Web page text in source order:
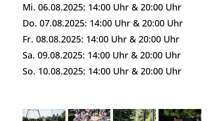
Mi. 06.08.2025: 14:00 Uhr & 20:00 Uhr
Do. 07.08.2025: 14:00 Uhr & 20:00 Uhr
Fr. 08.08.2025: 14:00 Uhr & 20:00 Uhr
Sa. 09.08.2025: 14:00 Uhr & 20:00 Uhr
So. 10.08.2025: 14:00 Uhr & 20:00 Uhr